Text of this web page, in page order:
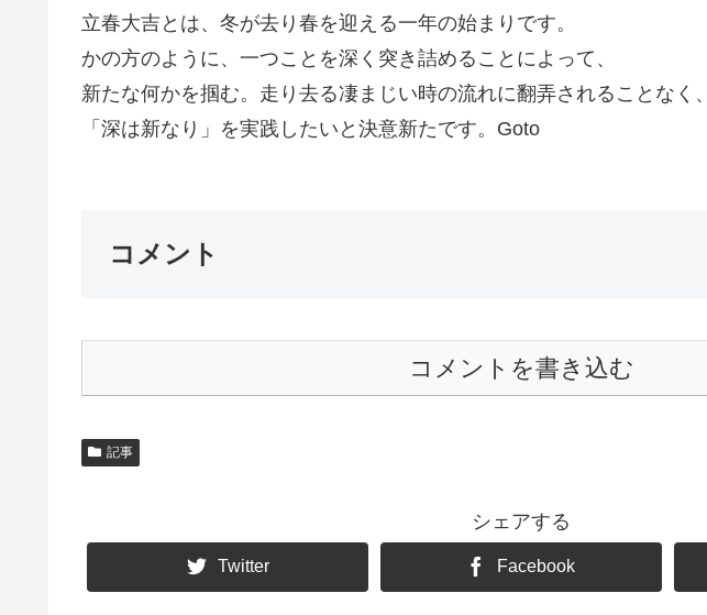
立春大吉とは、冬が去り春を迎える一年の始まりです。
かの方のように、一つことを深く突き詰めることによって、
新たな何かを掴む。走り去る凄まじい時の流れに翻弄されることなく、
「深は新なり」を実践したいと決意新たです。Goto
コメント
コメントを書き込む
記事
シェアする
Twitter Facebook